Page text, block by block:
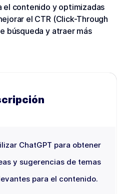
el contenido y optimizadas
el CTR (Click-Through
búsqueda y atraer más
ChatGPT para obtener
y sugerencias de temas
para el contenido.